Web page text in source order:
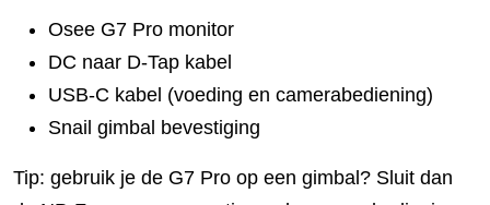
Osee G7 Pro monitor
DC naar D-Tap kabel
USB-C kabel (voeding en camerabediening)
Snail gimbal bevestiging
Tip: gebruik je de G7 Pro op een gimbal? Sluit dan